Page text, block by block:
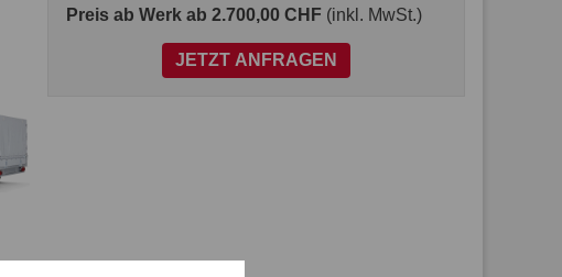
Preis ab Werk ab 2.700,00 CHF (inkl. MwSt.)
JETZT ANFRAGEN